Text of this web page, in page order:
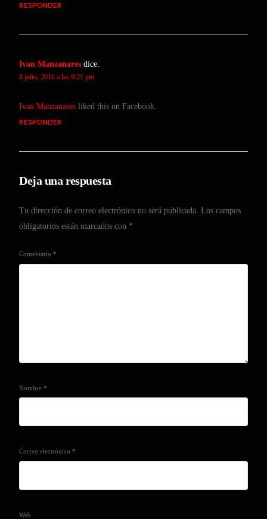
RESPONDER
Ivan Manzanares dice:
8 julio, 2016 a las 9:21 pm
Ivan Manzanares liked this on Facebook.
RESPONDER
Deja una respuesta
Tu dirección de correo electrónico no será publicada. Los campos
obligatorios están marcados con *
Comentario*
Nombre*
Correo electrónico*
Web